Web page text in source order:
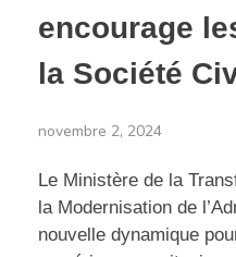
encourage
la Société
novembre 2, 2024
Le Ministère de la
la Modernisation de
nouvelle dynamique